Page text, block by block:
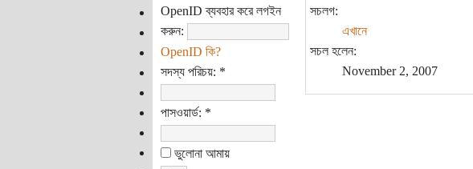
OpenID ব্যবহার করে লগইন
করুন:
OpenID কি?
সদস্য পরিচয়: *
পাসওয়ার্ড: *
ভুলোনা আমায়
সচলগ:
এখানে
সচল হলেন:
November 2, 2007